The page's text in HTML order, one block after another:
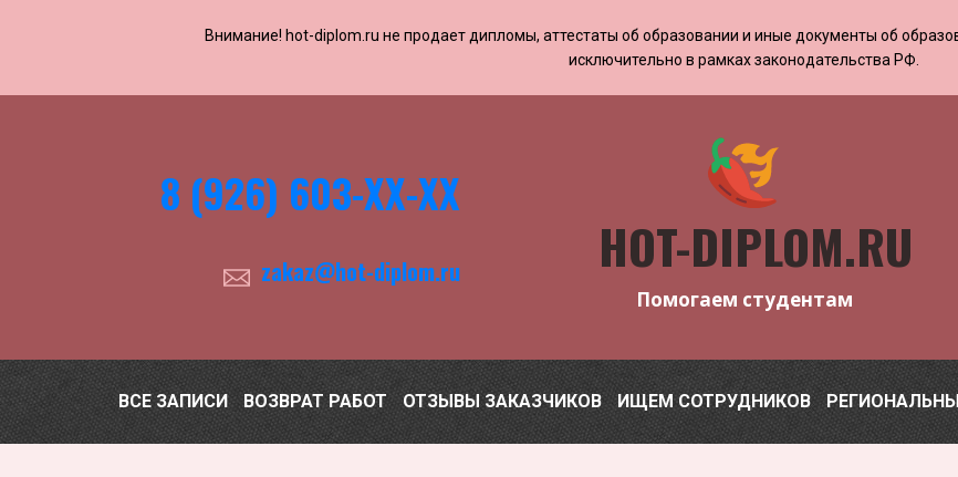
Внимание! ​​​​hot-diplom.ru не продает дипломы, аттестаты об образовании и иные документы об
исключительно в рамках законодательства РФ.
HOT-DIPLOM.RU
Помогаем студентам
8 (926) 603-ХХ-ХХ
zakaz@hot-diplom.ru
ВСЕ ЗАПИСИ ВОЗВРАТ РАБОТ ОТЗЫВЫ ЗАКАЗЧИКОВ ИЩЕМ СОТРУДНИКОВ